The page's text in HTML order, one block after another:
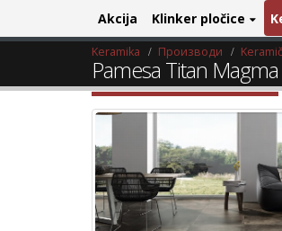
Akcija Klinker pločice
Keramika Производи
Pamesa Titan Magma